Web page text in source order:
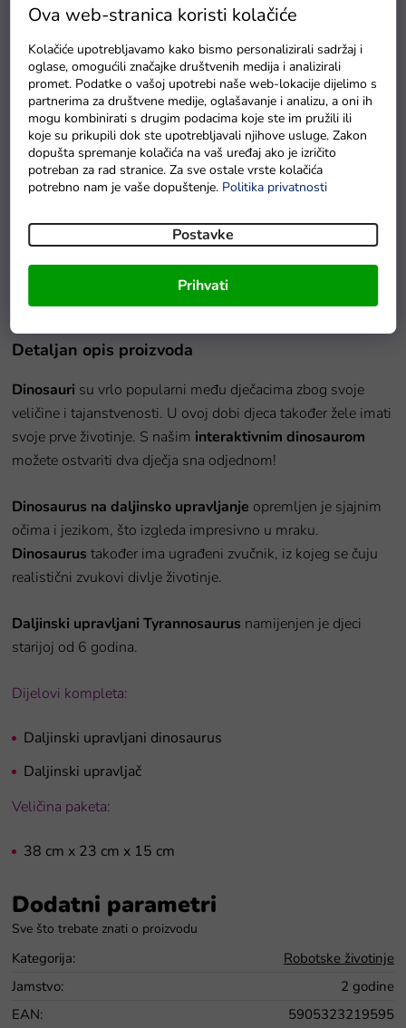
Ova web-stranica koristi kolačiće
Kolačiće upotrebljavamo kako bismo personalizirali sadržaj i
oglase, omogućili značajke društvenih medija i analizirali
promet. Podatke o vašoj upotrebi naše web-lokacije dijelimo s
partnerima za društvene medije, oglašavanje i analizu, a oni ih
mogu kombinirati s drugim podacima koje ste im pružili ili
koje su prikupili dok ste upotrebljavali njihove usluge. Zakon
dopušta spremanje kolačića na vaš uređaj ako je izričito
potreban za rad stranice. Za sve ostale vrste kolačića
potrebno nam je vaše dopuštenje. Politika privatnosti
Postavke
Prihvati
Baterie GP Greencell R6 typ AA 4 ks
Detaljan opis proizvoda
Dinosauri su vrlo popularni među dječacima zbog svoje
veličine i tajanstvenosti. U ovoj dobi djeca također žele imati
svoje prve životinje. S našim interaktivnim dinosaurom
možete ostvariti dva dječja sna odjednom!
Dinosaurus na daljinsko upravljanje opremljen je sjajnim
očima i jezikom, što izgleda impresivno u mraku.
Dinosaurus također ima ugrađeni zvučnik, iz kojeg se čuju
realistični zvukovi divlje životinje.
Daljinski upravljani Tyrannosaurus namijenjen je djeci
starijoj od 6 godina.
Dijelovi kompleta:
Daljinski upravljani dinosaurus
Daljinski upravljač
Veličina paketa:
38 cm x 23 cm x 15 cm
Dodatni parametri
Kategorija:
Robotske životinje
Jamstvo:
2 godine
EAN:
5905323219595